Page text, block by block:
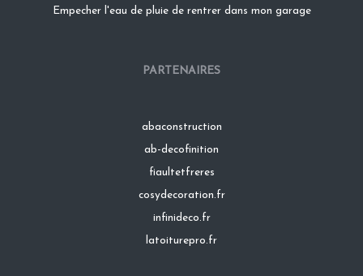
Empecher l'eau de pluie de rentrer dans mon garage
PARTENAIRES
abaconstruction
ab-decofinition
fiaultetfreres
cosydecoration.fr
infinideco.fr
latoiturepro.fr